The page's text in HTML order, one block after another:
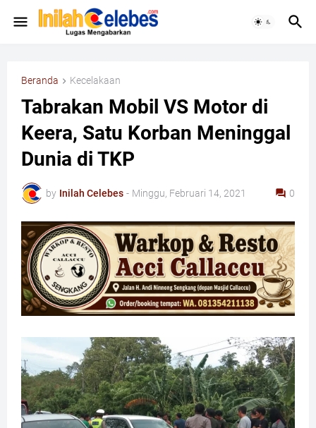
Beranda Kecelakaan
Tabrakan Mobil VS Motor di
Keera, Satu Korban Meninggal
Dunia di TKP
by Inilah Celebes - Minggu, Februari 14, 2021 0